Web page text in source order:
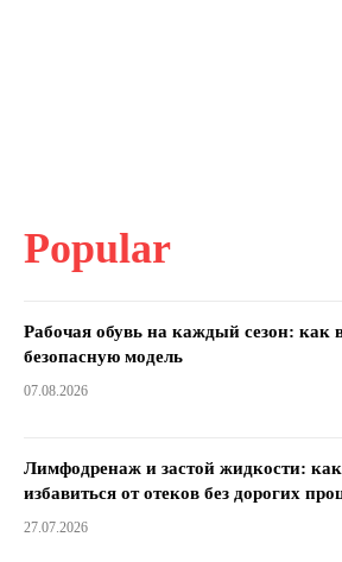
Popular
Рабочая обувь на каждый сезон: как
безопасную модель
07.08.2026
Лимфодренаж и застой жидкости:
избавиться от отеков без дорогих
27.07.2026